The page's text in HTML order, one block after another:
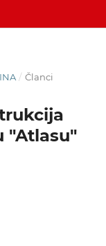
/ Članci
"Atlasu"